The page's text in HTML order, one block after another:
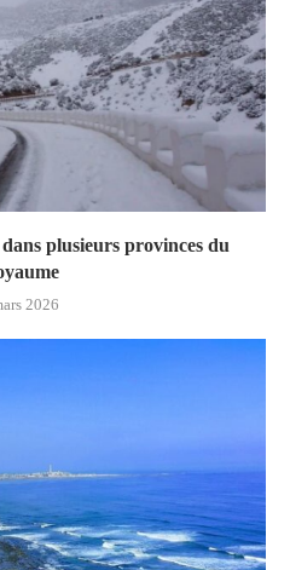
plusieurs provinces du
2026